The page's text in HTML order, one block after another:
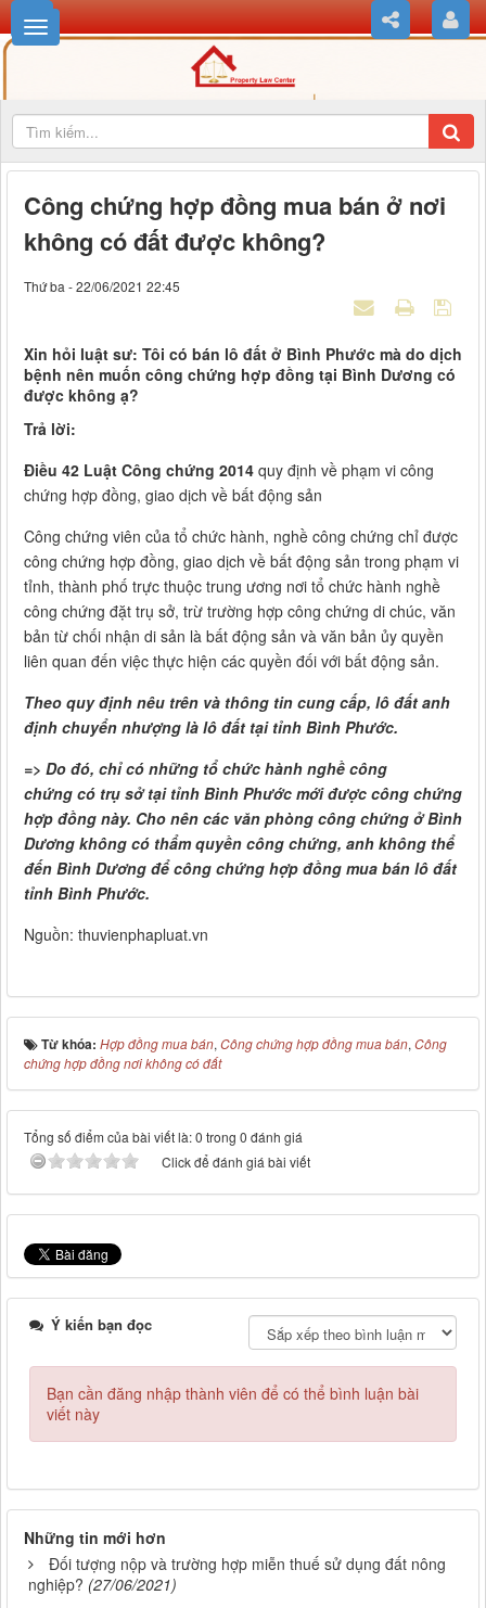
Công chứng hợp đồng mua bán ở nơi
không có đất được không?
Thứ ba - 22/06/2021 22:45
Xin hỏi luật sư: Tôi có bán lô đất ở Bình Phước mà do dịch
bệnh nên muốn công chứng hợp đồng tại Bình Dương có
được không ạ?
Trả lời:
Điều 42 Luật Công chứng 2014 quy định về phạm vi công
chứng hợp đồng, giao dịch về bất động sản
Công chứng viên của tổ chức hành, nghề công chứng chỉ được
công chứng hợp đồng, giao dịch về bất động sản trong phạm vi
tỉnh, thành phố trực thuộc trung ương nơi tổ chức hành nghề
công chứng đặt trụ sở, trừ trường hợp công chứng di chúc, văn
bản từ chối nhận di sản là bất động sản và văn bản ủy quyền
liên quan đến việc thực hiện các quyền đối với bất động sản.
Theo quy định nêu trên và thông tin cung cấp, lô đất anh
định chuyển nhượng là lô đất tại tỉnh Bình Phước.
=> Do đó, chỉ có những tổ chức hành nghề công
chứng có trụ sở tại tỉnh Bình Phước mới được công chứng
hợp đồng này. Cho nên các văn phòng công chứng ở Bình
Dương không có thẩm quyền công chứng, anh không thể
đến Bình Dương để công chứng hợp đồng mua bán lô đất
tỉnh Bình Phước.
Nguồn: thuvienphapluat.vn
Từ khóa: Hợp đồng mua bán, Công chứng hợp đồng mua bán, Công
chứng hợp đồng nơi không có đất
Tổng số điểm của bài viết là: 0 trong 0 đánh giá
Click để đánh giá bài viết
Ý kiến bạn đọc
Bạn cần đăng nhập thành viên để có thể bình luận bài
viết này
Những tin mới hơn
Đối tượng nộp và trường hợp miễn thuế sử dụng đất nông
nghiệp? (27/06/2021)